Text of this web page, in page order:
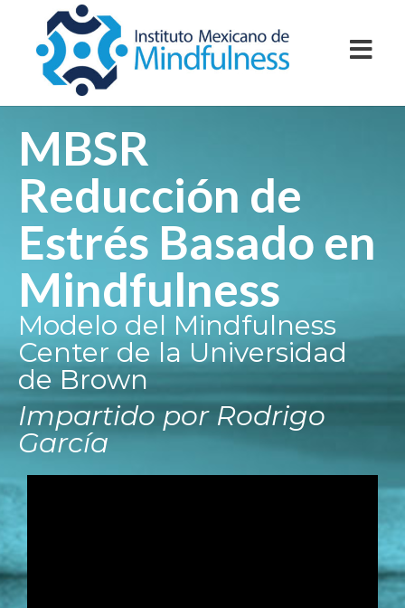
MBSR
Reducción de
Estrés Basado en
Mindfulness
Modelo del Mindfulness
Center de la Universidad
de Brown
Impartido por Rodrigo
García